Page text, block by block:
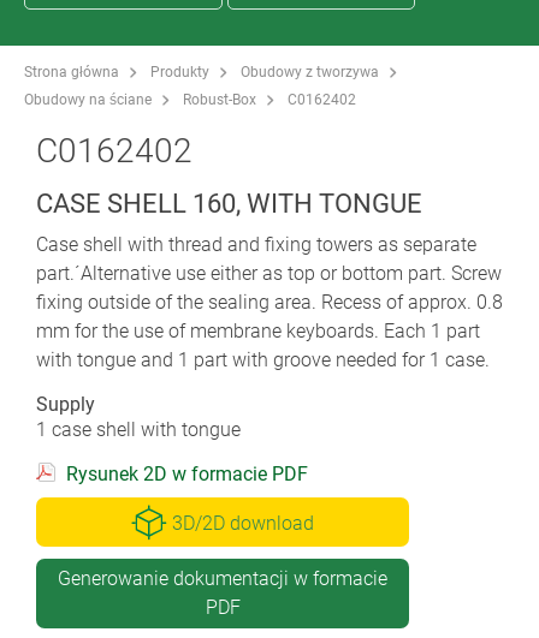
Strona główna Produkty
Obudowy z tworzywa
Obudowy na ściane
Robust-Box C0162402
C0162402
CASE SHELL 160, WITH TONGUE
Case shell with thread and fixing towers as separate
part.´Alternative use either as top or bottom part. Screw
fixing outside of the sealing area. Recess of approx. 0.8
mm for the use of membrane keyboards. Each 1 part
with tongue and 1 part with groove needed for 1 case.
Supply
1 case shell with tongue
Rysunek 2D w formacie PDF
3D/2D download
Generowanie dokumentacji w formacie
PDF